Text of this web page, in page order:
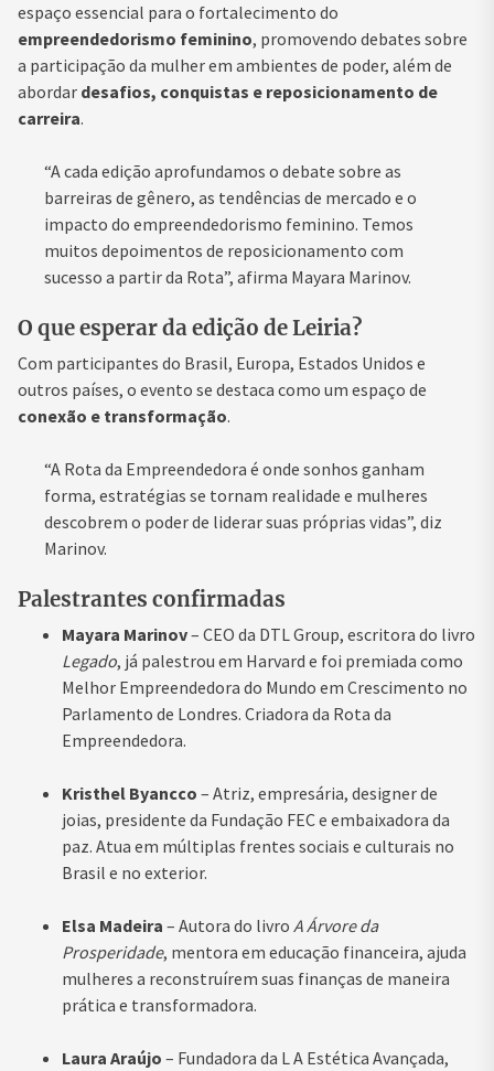
espaço essencial para o fortalecimento do
empreendedorismo feminino, promovendo debates sobre
a participação da mulher em ambientes de poder, além de
abordar desafios, conquistas e reposicionamento de
carreira.
“A cada edição aprofundamos o debate sobre as
barreiras de gênero, as tendências de mercado e o
impacto do empreendedorismo feminino. Temos
muitos depoimentos de reposicionamento com
sucesso a partir da Rota”, afirma Mayara Marinov.
O que esperar da edição de Leiria?
Com participantes do Brasil, Europa, Estados Unidos e
outros países, o evento se destaca como um espaço de
conexão e transformação.
“A Rota da Empreendedora é onde sonhos ganham
forma, estratégias se tornam realidade e mulheres
descobrem o poder de liderar suas próprias vidas”, diz
Marinov.
Palestrantes confirmadas
Mayara Marinov– CEO da DTL Group, escritora do livro
Legado, já palestrou em Harvard e foi premiada como
Melhor Empreendedora do Mundo em Crescimento no
Parlamento de Londres. Criadora da Rota da
Empreendedora.
Kristhel Byancco – Atriz, empresária, designer de
joias, presidente da Fundação FEC e embaixadora da
paz. Atua em múltiplas frentes sociais e culturais no
Brasil e no exterior.
Elsa Madeira – Autora do livro A Árvore da
Prosperidade, mentora em educação financeira, ajuda
mulheres a reconstruírem suas finanças de maneira
prática e transformadora.
Laura Araújo – Fundadora da L A Estética Avançada,